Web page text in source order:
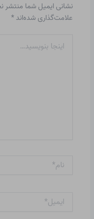
نشانی ایمیل شما منتشر
علامت‌گذاری شده‌اند*
بنویسید…
ایمیل*